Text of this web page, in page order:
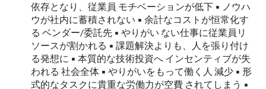
依存となり、従業員 モチベーションが低下 ▪ ノウハ
ウが社内に蓄積されない ▪ 余計なコストが恒常化す
る ベンダー/委託先 ▪ やりがい ない仕事に従業員リ
ソースが割かれる ▪ 課題解決よりも、人を張り付け
る発想に ▪ 本質的な技術投資へ インセンティブが失
われる 社会全体 ▪ やりがいをもって働く人 減少 ▪ 形
式的なタスクに貴重な労働力が空費 されてしまう ▪